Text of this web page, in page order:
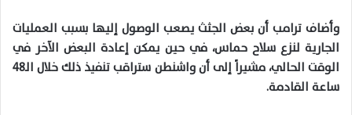
وأضاف ترامب أن بعض الجثث يصعب الوصول إليها بسبب العمليات
الجارية لنزع سلاح حماس، في حين يمكن إعادة البعض الآخر في
الوقت الحالي، مشيراً إلى أن واشنطن ستراقب تنفيذ ذلك خلال الـ48
ساعة القادمة.